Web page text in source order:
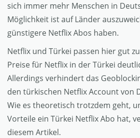
sich immer mehr Menschen in
Möglichkeit ist auf Länder
günstigere Netflix Abos haben.
Netflix und Türkei passen hier gut
Preise für Netflix in der Türkei
Allerdings verhindert das
den türkischen Netflix Account von
Wie es theoretisch trotzdem geht,
Vorteile ein Türkei Netflix Abo hat,
diesem Artikel.